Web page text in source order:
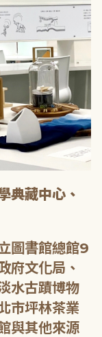
典藏中心、
圖書館總館9
府文化局、
水古蹟博物
市坪林茶業
與其他來源